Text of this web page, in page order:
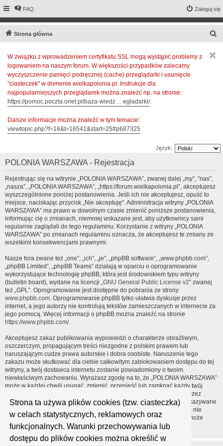
Strona ta używa plików cookies (tzw. ciasteczka)
w celach statystycznych, reklamowych oraz
funkcjonalnych. Warunki przechowywania lub
dostępu do plików cookies można określić w
FAQ Zaloguj się
Strona główna
W związku z wprowadzeniem certyfikatu SSL mogą wystąpić problemy z
logowaniem na naszym forum. W większości przypadków zalecamy
wyczyszczenie pamięci podręcznej (cache) przeglądarki i usunięcie
"ciasteczek" w domenie wielkapolonia.pl. Instrukcje dla
najpopularniejszych przeglądarek można znaleźć np. na stronie:
https://pomoc.poczta.onet.pl/baza-wiedz ... egladarki/.
Dalsze informacje można znaleźć w tym temacie:
viewtopic.php?f=16&t=16541&start=25#p687325
Język:
POLONIA WARSZAWA - Rejestracja
Rejestrując się na witrynie „POLONIA WARSZAWA”, zwanej dalej „my”, ”nas”,
„nasza”, „POLONIA WARSZAWA”, „https://forum.wielkapolonia.pl”, akceptujesz
wyszczególnione poniżej postanowienia. Jeśli ich nie akceptujesz, opuść to
miejsce, naciskając przycisk „Nie akceptuję”. Administracja witryny „POLONIA
WARSZAWA” ma prawo w dowolnym czasie zmienić poniższe postanowienia,
informując cię o zmianach, niemniej wskazane jest, aby użytkownicy sami
regularnie zaglądali do tego regulaminu. Korzystanie z witryny „POLONIA
WARSZAWA” po zmianach regulaminu oznacza, że akceptujesz te zmiany ze
wszelkimi konsekwencjami prawnymi.
Nasze fora zwane też „one”, „ich”, „je”, „phpBB software”, „www.phpbb.com”,
„phpBB Limited”, „phpBB Teams” działają w oparciu o oprogramowanie
wykorzystujące technologię phpBB, która jest środowiskiem typu witryny
(bulletin board), wydane na licencji „GNU General Public License v2” zwanej
też „GPL”. Oprogramowanie jest dostępne do pobrania ze strony
www.phpbb.com. Oprogramowanie phpBB tylko ułatwia dyskusje przez
internet, a jego autorzy nie kontrolują tekstów zamieszczanych w internecie za
jego pomocą. Więcej informacji o phpBB można znaleźć na stronie
https://www.phpbb.com/.
Akceptujesz zakaz publikowania wypowiedzi o charakterze obraźliwym,
oszczerczym, propagującym treści niezgodne z polskim prawem lub
naruszającym cudze prawa autorskie i dobra osobiste. Naruszenie tego
zakazu może skutkować dla ciebie całkowitym zablokowaniem dostępu do tej
witryny, a twój dostawca internetu zostanie powiadomiony o twoim
niewłaściwym zachowaniu. Wyrażasz zgodę na to, że „POLONIA WARSZAWA”
może w każdej chwili usunąć, zmienić, przenieść lub zamknąć każdy twój
temat, post. Wyrażasz zgodę na zapisywanie wszystkich podanych przez
ciebie informacji w naszej bazie danych. Informacje te nie będą przekazywane
nikomu bez twojej zgody, ale ani „POLONIA WARSZAWA”, ani phpBB nie
ponosi odpowiedzialności za włamania do witryny, podczas których może
dojść do kradzieży danych.